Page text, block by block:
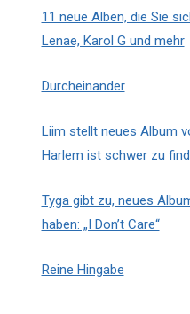
11 neue Alben, die Sie
Lenae, Karol G und mehr
Durcheinander
Liim stellt neues Album
Harlem ist schwer zu
Tyga gibt zu, neues
haben: „I Don’t Care“
Reine Hingabe